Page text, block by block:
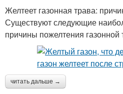
Желтеет газонная трава:
Существуют следующие
причины пожелтения газонной
читать дальше →